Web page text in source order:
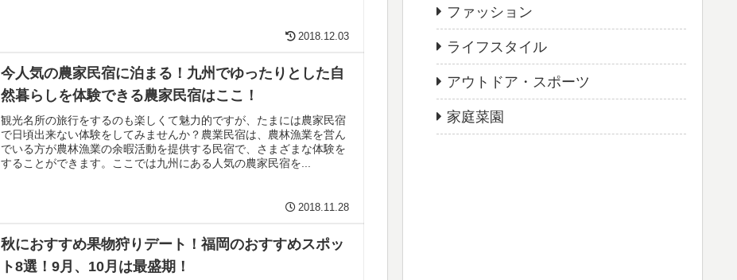
2018.12.03
今人気の農家民宿に泊まる！九州でゆったりとした自
然暮らしを体験できる農家民宿はここ！
観光名所の旅行をするのも楽しくて魅力的ですが、たまには農家民宿
で日頃出来ない体験をしてみませんか？農業民宿は、農林漁業を営ん
でいる方が農林漁業の余暇活動を提供する民宿で、さまざまな体験を
することができます。ここでは九州にある人気の農家民宿を...
2018.11.28
秋におすすめ果物狩りデート！福岡のおすすめスポッ
ト8選！9月、10月は最盛期！
ファッション
ライフスタイル
アウトドア・スポーツ
家庭菜園